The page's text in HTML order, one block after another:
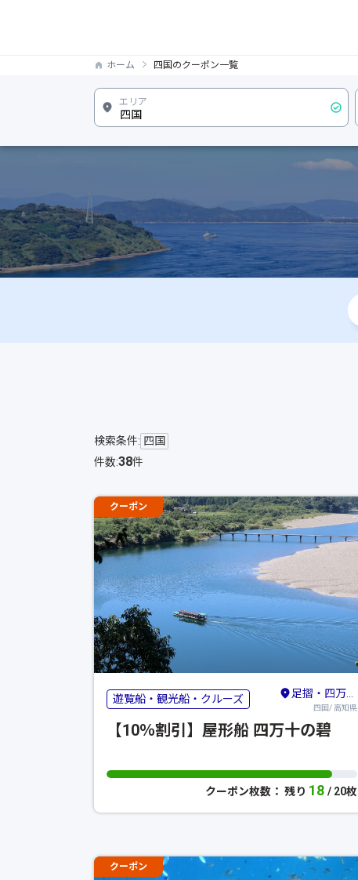
ホーム 四国のクーポン一覧
検索条件: 四国
件数:38件
クーポン
遊覧船・観光船・クルーズ 足摺・四万十・宿毛
四国/ 高知県
【10％割引】屋形船 四万十の碧
クーポン枚数： 残り 18 / 20枚
クーポン